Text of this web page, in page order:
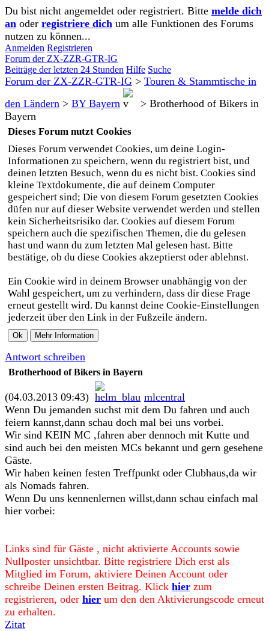
Du bist nicht angemeldet oder registriert. Bitte melde dich
an oder registriere dich um alle Funktionen des Forums
nutzen zu können...
Anmelden Registrieren
Forum der ZX-ZZR-GTR-IG
Beiträge der letzten 24 Stunden Hilfe Suche
Forum der ZX-ZZR-GTR-IG > Touren & Stammtische in
den Ländern > BY Bayern > Brotherhood of Bikers in
Bayern
Dieses Forum nutzt Cookies
Dieses Forum verwendet Cookies, um deine Login-
Informationen zu speichern, wenn du registriert bist, und
deinen letzten Besuch, wenn du es nicht bist. Cookies sind
kleine Textdokumente, die auf deinem Computer
gespeichert sind; Die von diesem Forum gesetzten Cookies
düfen nur auf dieser Website verwendet werden und stellen
kein Sicherheitsrisiko dar. Cookies auf diesem Forum
speichern auch die spezifischen Themen, die du gelesen
hast und wann du zum letzten Mal gelesen hast. Bitte
bestätige, ob du diese Cookies akzeptierst oder ablehnst.
Ein Cookie wird in deinem Browser unabhängig von der
Wahl gespeichert, um zu verhindern, dass dir diese Frage
erneut gestellt wird. Du kannst deine Cookie-Einstellungen
jederzeit über den Link in der Fußzeile ändern.
Antwort schreiben
Brotherhood of Bikers in Bayern
(04.03.2013 09:43)
mlcentral
Wenn Du jemanden suchst mit dem Du fahren und auch
feiern kannst,dann schau doch mal bei uns vorbei.
Wir sind KEIN MC ,fahren aber dennoch mit Kutte und
sind auch bei den meisten MCs bekannt und gern gesehene
Gäste.
Wir haben keinen festen Treffpunkt oder Clubhaus,da wir
als Nomads fahren.
Wenn Du uns kennenlernen willst,dann schau einfach mal
hier vorbei:
Links sind für Gäste , nicht aktivierte Accounts sowie
Nullposter unsichtbar. Bitte registriere Dich erst als
Mitglied im Forum, aktiviere Deinen Account oder
schreibe Deinen ersten Beitrag. Klick hier zum
registrieren, oder hier um den den Aktivierungscode erneut
zu erhalten.
Zitat